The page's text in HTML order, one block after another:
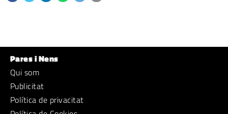
Pares i Nens
Qui som
Publicitat
Política de privacitat